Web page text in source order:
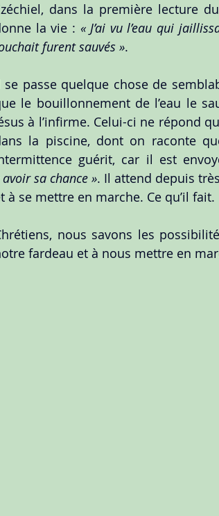
dans la première lecture
la vie : « J’ai vu l’eau qui
furent sauvés ».
se passe quelque chose de
le bouillonnement de l’eau le
à l’infirme. Celui-ci ne répond
la piscine, dont on raconte
guérit, car il est
avoir sa chance ». Il attend depuis
à se mettre en marche. Ce qu’il fait.
nous savons les
fardeau et à nous mettre en